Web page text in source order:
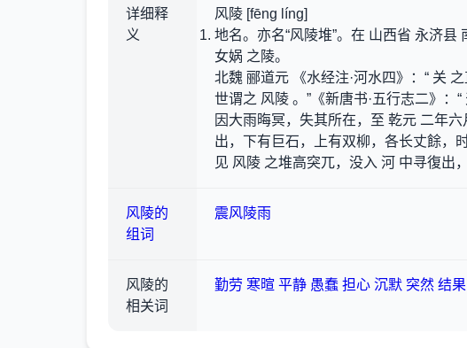
详细释
义
风陵 [fēng líng]
地名。亦名“风陵堆”。在 山西省 永济
女娲 之陵。
北魏 郦道元 《水经注·河水四》：“ 关
世谓之 风陵 。”《新唐书·五行志二》：
因大雨晦冥，失其所在，至 乾元 二年
出，下有巨石，上有双柳，各长丈餘，
见 风陵 之堆高突兀，没入 河 中寻復出
风陵的
组词
震风陵雨
风陵的
相关词
勤劳 寒暄 平静 愚蠢 担心 沉默 突然 结果